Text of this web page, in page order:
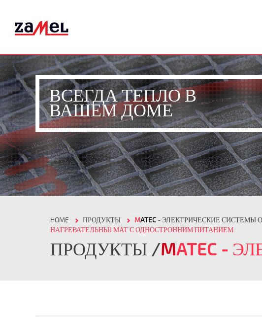
ВСЕГДА ТЕПЛО В
ВАШЕМ ДОМЕ
HOME ПРОДУКТЫ MATEC - ЭЛЕКТРИЧЕСКИЕ СИСТЕМЫ
НАГРЕВАТЕЛЬНЫJ МАТ С ОДНОСТРОННИМ ПИТАНИЕМ
ПРОДУКТЫ MATEC -